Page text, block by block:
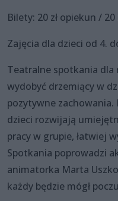
Bilety: 20 zł opiekun / 20
Zajęcia dla dzieci od 4.
Teatralne spotkania dla
wydobyć drzemiący w
pozytywne
dzieci rozwijają
pracy w grupie, łatwiej
Spotkania poprowadzi
animatorka Marta
każdy będzie mógł